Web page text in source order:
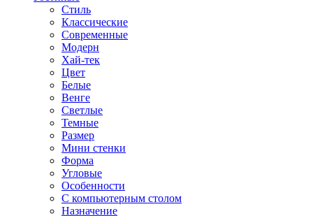
Стиль
Классические
Современные
Модерн
Хай-тек
Цвет
Белые
Венге
Светлые
Темные
Размер
Мини стенки
Форма
Угловые
Особенности
С компьютерным столом
Назначение